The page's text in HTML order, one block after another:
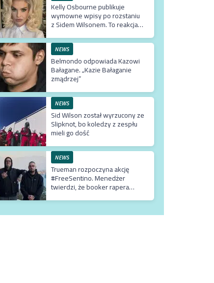
Kelly Osbourne publikuje
wymowne wpisy po rozstaniu
z Sidem Wilsonem. To reakcja
NEWS
Belmondo odpowiada Kazowi
Bałagane. „Kazie Bałaganie
zmądrzej”
NEWS
Sid Wilson został wyrzucony ze
Slipknot, bo koledzy z zespłu
mieli go dość
NEWS
Trueman rozpoczyna akcję
#FreeSentino. Menedżer
twierdzi, że booker rapera